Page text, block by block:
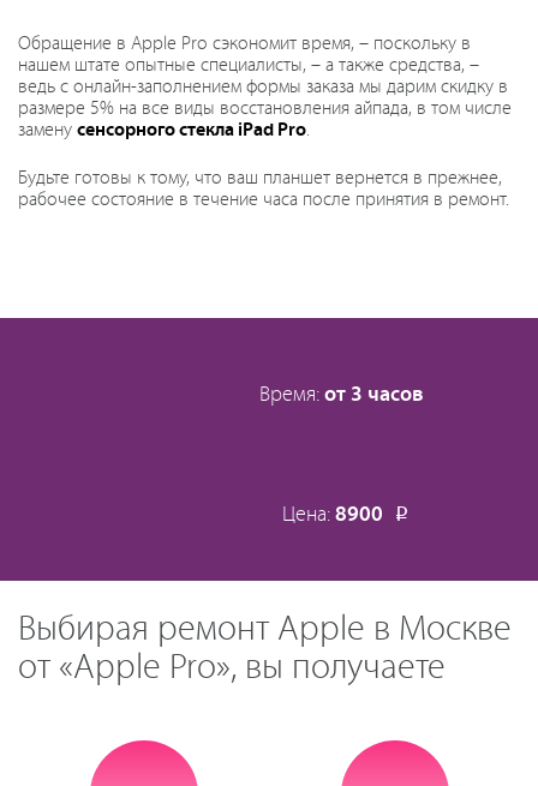
Обращение в Apple Pro сэкономит время, – поскольку в
нашем штате опытные специалисты, – а также средства, –
ведь с онлайн-заполнением формы заказа мы дарим скидку в
размере 5% на все виды восстановления айпада, в том числе
замену сенсорного стекла iPad Pro.
Будьте готовы к тому, что ваш планшет вернется в прежнее,
рабочее состояние в течение часа после принятия в ремонт.
Время: от 3 часов
Цена: 8900 Р
Выбирая ремонт Apple в Москве
от «Apple Pro», вы получаете